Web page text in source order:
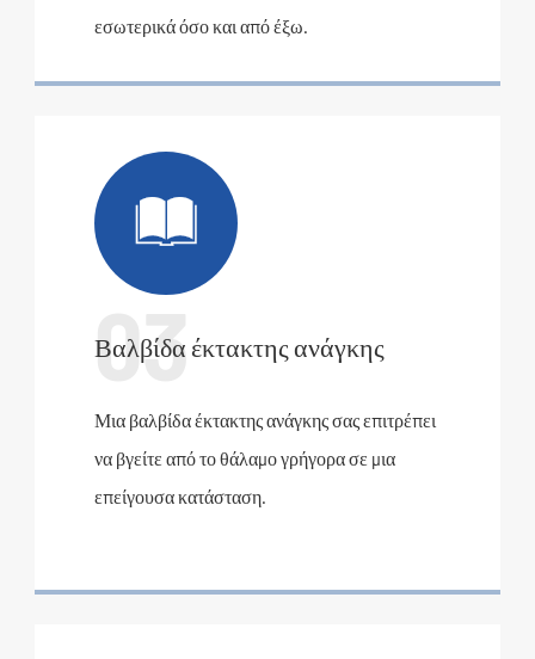
εσωτερικά όσο και από έξω.

03
Βαλβίδα έκτακτης ανάγκης
Μια βαλβίδα έκτακτης ανάγκης σας επιτρέπει
να βγείτε από το θάλαμο γρήγορα σε μια
επείγουσα κατάσταση.